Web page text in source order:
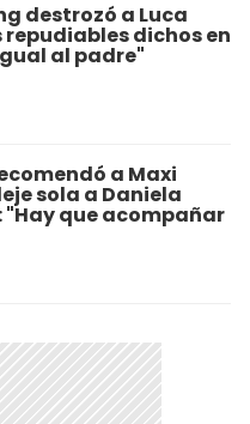
destrozó a Luca
dichos en
al padre"
a Maxi
sola a Daniela
que acompañar